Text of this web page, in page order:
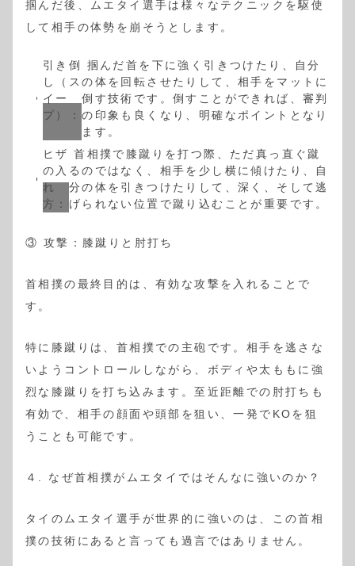
掴んだ後、ムエタイ選手は様々なテクニックを駆使
して相手の体勢を崩そうとします。
引き倒
し（ス
イー
プ）：
掴んだ首を下に強く引きつけたり、自分
の体を回転させたりして、相手をマットに
倒す技術です。倒すことができれば、審判
の印象も良くなり、明確なポイントとなり
ます。
ヒザ
の入
れ
方：
首相撲で膝蹴りを打つ際、ただ真っ直ぐ蹴
るのではなく、相手を少し横に傾けたり、自
分の体を引きつけたりして、深く、そして逃
げられない位置で蹴り込むことが重要です。
③ 攻撃：膝蹴りと肘打ち
首相撲の最終目的は、有効な攻撃を入れることで
す。
特に膝蹴りは、首相撲での主砲です。相手を逃さな
いようコントロールしながら、ボディや太ももに強
烈な膝蹴りを打ち込みます。至近距離での肘打ちも
有効で、相手の顔面や頭部を狙い、一発でKOを狙
うことも可能です。
４. なぜ首相撲がムエタイではそんなに強いのか？
タイのムエタイ選手が世界的に強いのは、この首相
撲の技術にあると言っても過言ではありません。